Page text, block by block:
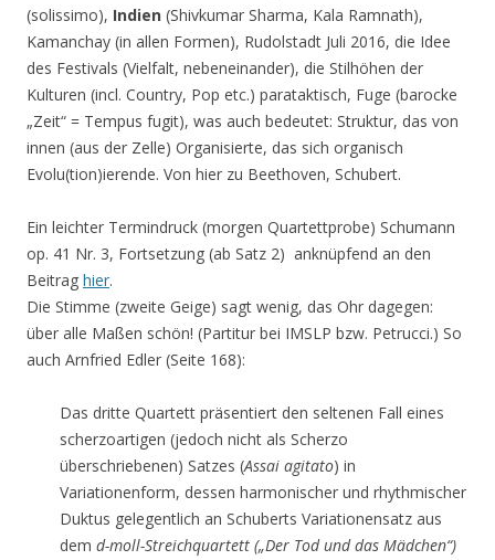
(solissimo), Indien (Shivkumar Sharma, Kala Ramnath),
Kamanchay (in allen Formen), Rudolstadt Juli 2016, die Idee
des Festivals (Vielfalt, nebeneinander), die Stilhöhen der
Kulturen (incl. Country, Pop etc.) parataktisch, Fuge (barocke
„Zeit“ = Tempus fugit), was auch bedeutet: Struktur, das von
innen (aus der Zelle) Organisierte, das sich organisch
Evolu(tion)ierende. Von hier zu Beethoven, Schubert.
Ein leichter Termindruck (morgen Quartettprobe) Schumann
op. 41 Nr. 3, Fortsetzung (ab Satz 2) anknüpfend an den
Beitrag hier.
Die Stimme (zweite Geige) sagt wenig, das Ohr dagegen:
über alle Maßen schön! (Partitur bei IMSLP bzw. Petrucci.) So
auch Arnfried Edler (Seite 168):
Das dritte Quartett präsentiert den seltenen Fall eines
scherzoartigen (jedoch nicht als Scherzo
überschriebenen) Satzes (Assai agitato) in
Variationenform, dessen harmonischer und rhythmischer
Duktus gelegentlich an Schuberts Variationensatz aus
dem d-moll-Streichquartett („Der Tod und das Mädchen“)